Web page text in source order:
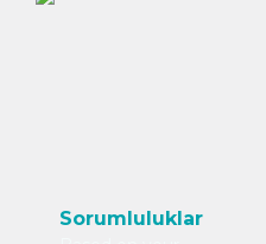
Sorumluluklar